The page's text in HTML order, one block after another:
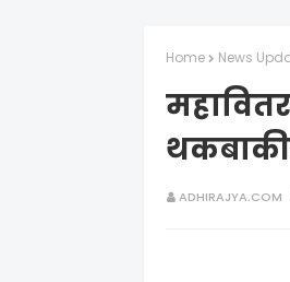
Home News
ADHIRAJYA.COM